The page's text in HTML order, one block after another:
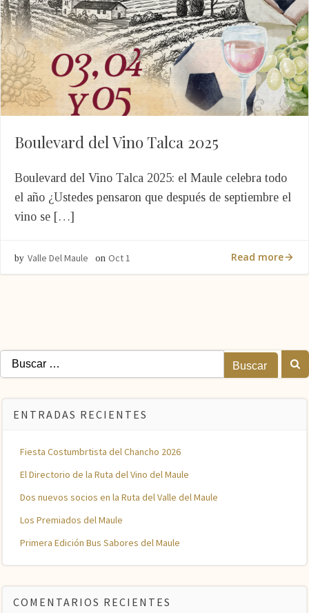
Boulevard del Vino Talca 2025
Boulevard del Vino Talca 2025: el Maule celebra todo
el año ¿Ustedes pensaron que después de septiembre el
vino se […]
by Valle Del Maule on Oct 1 Read more
Buscar:
ENTRADAS RECIENTES
Fiesta Costumbrtista del Chancho 2026
El Directorio de la Ruta del Vino del Maule
Dos nuevos socios en la Ruta del Valle del Maule
Los Premiados del Maule
Primera Edición Bus Sabores del Maule
COMENTARIOS RECIENTES